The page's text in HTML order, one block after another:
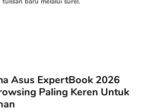
Asus ExpertBook 2026
Paling Keren Untuk